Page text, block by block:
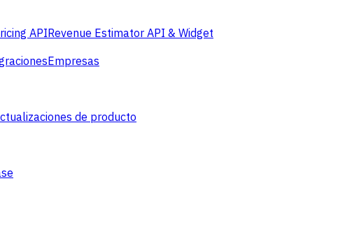
APIRevenue Estimator API & Widget
Empresas
de producto